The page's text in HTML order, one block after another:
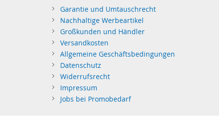
Garantie und Umtauschrecht
Nachhaltige Werbeartikel
Großkunden und Händler
Versandkosten
Allgemeine Geschäftsbedingungen
Datenschutz
Widerrufsrecht
Impressum
Jobs bei Promobedarf